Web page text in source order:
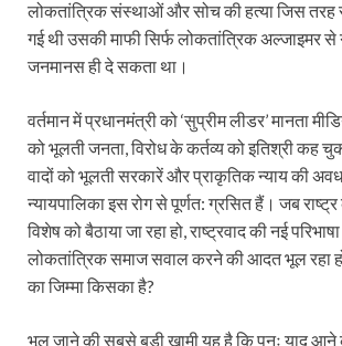
लोकतांत्रिक संस्थाओं और सोच की हत्या जिस
गई थी उसकी माफी सिर्फ लोकतांत्रिक अल्जाइमर से
जनमानस ही दे सकता था।
वर्तमान में प्रधानमंत्री को ‘सुप्रीम लीडर’ मानता
को भूलती जनता, विरोध के कर्तव्य को इतिश्री कह
वादों को भूलती सरकारें और प्राकृतिक न्याय की
न्यायपालिका इस रोग से पूर्णत: ग्रसित हैं। जब राष्ट्र के
विशेष को बैठाया जा रहा हो, राष्ट्रवाद की नई
लोकतांत्रिक समाज सवाल करने की आदत भूल रहा
का जिम्मा किसका है?
भूल जाने की सबसे बड़ी खामी यह है कि पुनः याद